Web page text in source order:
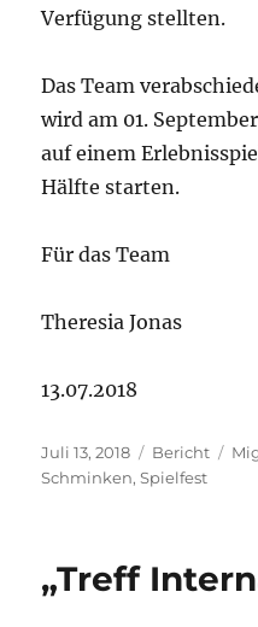
Verfügung stellten.
Das Team
wird am 01.
auf einem
Hälfte starten.
Für das Team
Theresia Jonas
13.07.2018
Veröffentlicht
am
Juli 13, 2018 Kategorien
Bericht
Schminken,Spielfest
„Treff